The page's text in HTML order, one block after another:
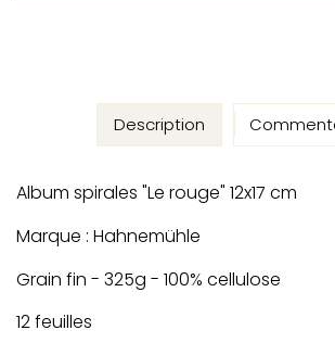
Description
Album spirales "Le rouge" 12x17 cm
Marque : Hahnemühle
Grain fin - 325g - 100% cellulose
12 feuilles